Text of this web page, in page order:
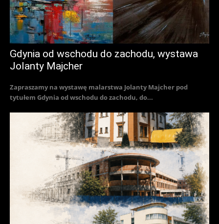
Gdynia od wschodu do zachodu, wystawa
Jolanty Majcher
Zapraszamy na wystawę malarstwa Jolanty Majcher pod
tytułem Gdynia od wschodu do zachodu, do...